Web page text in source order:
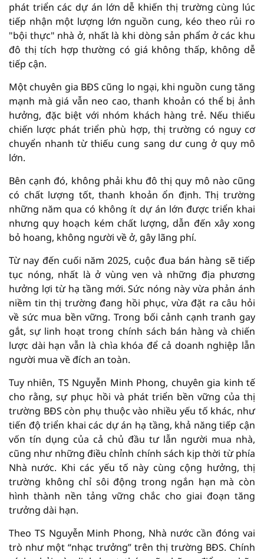
phát triển các dự án lớn dễ khiến thị trường cùng lúc
tiếp nhận một lượng lớn nguồn cung, kéo theo rủi ro
"bội thực" nhà ở, nhất là khi dòng sản phẩm ở các khu
đô thị tích hợp thường có giá không thấp, không dễ
tiếp cận.
Một chuyên gia BĐS cũng lo ngại, khi nguồn cung tăng
mạnh mà giá vẫn neo cao, thanh khoản có thể bị ảnh
hưởng, đặc biệt với nhóm khách hàng trẻ. Nếu thiếu
chiến lược phát triển phù hợp, thị trường có nguy cơ
chuyển nhanh từ thiếu cung sang dư cung ở quy mô
lớn.
Bên cạnh đó, không phải khu đô thị quy mô nào cũng
có chất lượng tốt, thanh khoản ổn định. Thị trường
những năm qua có không ít dự án lớn được triển khai
nhưng quy hoạch kém chất lượng, dẫn đến xây xong
bỏ hoang, không người về ở, gây lãng phí.
Từ nay đến cuối năm 2025, cuộc đua bán hàng sẽ tiếp
tục nóng, nhất là ở vùng ven và những địa phương
hưởng lợi từ hạ tầng mới. Sức nóng này vừa phản ánh
niềm tin thị trường đang hồi phục, vừa đặt ra câu hỏi
về sức mua bền vững. Trong bối cảnh cạnh tranh gay
gắt, sự linh hoạt trong chính sách bán hàng và chiến
lược dài hạn vẫn là chìa khóa để cả doanh nghiệp lẫn
người mua về đích an toàn.
Tuy nhiên, TS Nguyễn Minh Phong, chuyên gia kinh tế
cho rằng, sự phục hồi và phát triển bền vững của thị
trường BĐS còn phụ thuộc vào nhiều yếu tố khác, như
tiến độ triển khai các dự án hạ tầng, khả năng tiếp cận
vốn tín dụng của cả chủ đầu tư lẫn người mua nhà,
cũng như những điều chỉnh chính sách kịp thời từ phía
Nhà nước. Khi các yếu tố này cùng cộng hưởng, thị
trường không chỉ sôi động trong ngắn hạn mà còn
hình thành nền tảng vững chắc cho giai đoạn tăng
trưởng dài hạn.
Theo TS Nguyễn Minh Phong, Nhà nước cần đóng vai
trò như một “nhạc trưởng” trên thị trường BĐS. Chính